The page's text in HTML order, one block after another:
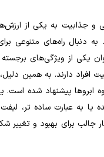
و جذابیت به یکی از
به دنبال راه‌های متنوعی
یکی از ویژگی‌های
افراد دارند. به همین
ابروها پیشنهاد شده است.
یا به عبارت ساده تر،
جالب برای بهبود و تغییر